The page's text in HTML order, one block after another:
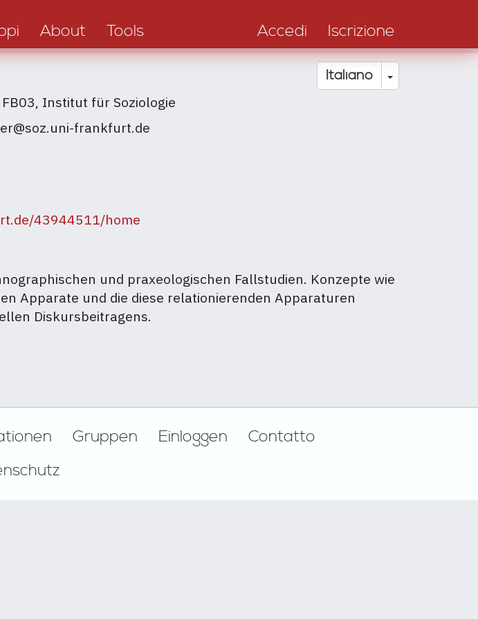
About Tools Accedi Iscrizione
Italiano Toggle
Institut für Soziologie
frankfurt.de
43944511/home
und praxeologischen Fallstudien. Konzepte wie
Apparate und die diese relationierenden Apparaturen
Diskursbeitragens.
Gruppen Einloggen
Contatto